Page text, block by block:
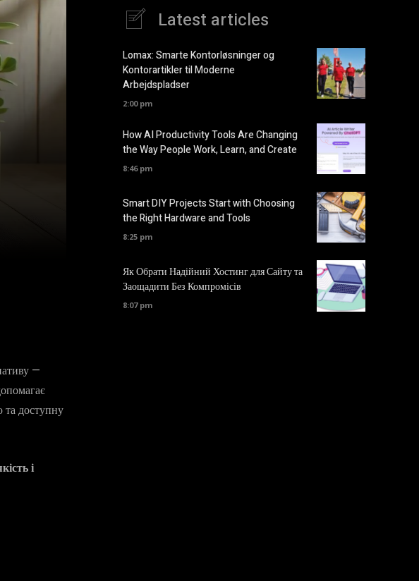
—
та доступну
і
Latest articles
Lomax: Smarte Kontorløsninger og
Kontorartikler til Moderne
Arbejdspladser
2:00 pm
How AI Productivity Tools Are Changing
the Way People Work, Learn, and Create
8:46 pm
Smart DIY Projects Start with Choosing
the Right Hardware and Tools
8:25 pm
Як Обрати Надійний Хостинг для Сайту та
Заощадити Без Компромісів
8:07 pm